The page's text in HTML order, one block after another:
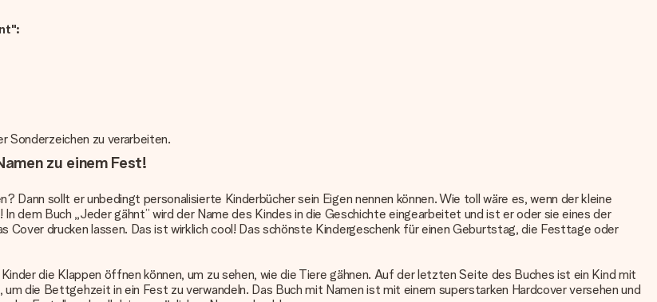
Sonderzeichen zu verarbeiten.
zu einem Fest!
Dann sollt er unbedingt personalisierte Kinderbücher sein Eigen nennen können. Wie toll wäre es, wenn der kleine
dem Buch „Jeder gähnt” wird der Name des Kindes in die Geschichte eingearbeitet und ist er oder sie eines der
Cover drucken lassen. Das ist wirklich cool! Das schönste Kindergeschenk für einen Geburtstag, die Festtage oder
die Klappen öffnen können, um zu sehen, wie die Tiere gähnen. Auf der letzten Seite des Buches ist ein Kind mit
die Bettgehzeit in ein Fest zu verwandeln. Das Buch mit Namen ist mit einem superstarken Hardcover versehen und